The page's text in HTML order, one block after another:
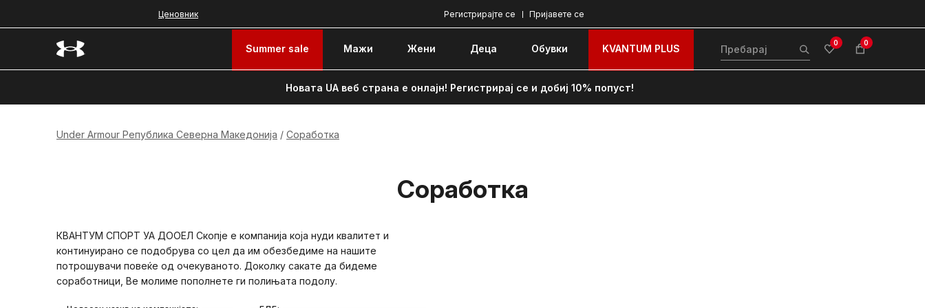
Ценовник Пријавете се
Регистрирајте се
Summer sale Мажи Жени Децa Обувки KVANTUM PLUS 0 0
Новата UA веб страна е онлајн! Регистрирај се и добиј 10% попуст!
Under Armour Република Северна Македонија Соработка
Соработка
КВАНТУМ СПОРТ УА ДООЕЛ Скопје е компанија која нуди квалитет и
континуирано се подобрува со цел да им обезбедиме на нашите
потрошувачи повеќе од очекуваното. Доколку сакате да бидеме
соработници, Ве молиме пополнете ги полињата подолу.